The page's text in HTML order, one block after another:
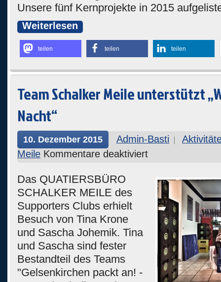
Unsere fünf Kernprojekte in 2015
Weiterlesen
teilen teilen teilen
Team Schalker Meile unterstützt
Nacht“
10. Dezember 2015 Admin-Basti
Meile Kommentare deaktiviert
Das QUATIERSBÜRO
SCHALKER MEILE des
Supporters Clubs erhielt
Besuch von Tina Krone
und Sascha Johemik. Tina
und Sascha sind fester
Bestandteil des Teams
"Gelsenkirchen packt an! -